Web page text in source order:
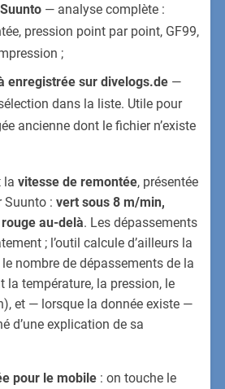
— analyse complète :
pression point par point, GF99,
;
enregistrée sur divelogs.de —
dans la liste. Utile pour
ancienne dont le fichier n’existe
lavitesse de remontée, présentée
Suunto :vert sous 8 m/min,
au-delà. Les dépassements
; l’outil calcule d’ailleurs la
nombre de dépassements de la
la température, la pression, le
et — lorsque la donnée existe —
d’une explication de sa
pour le mobile : on touche le